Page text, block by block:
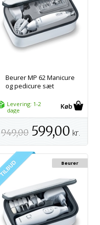
Beurer MP 62 Manicure
og pedicure sæt
Levering: 1-2
dage
949,00 599,00 kr.
Beurer